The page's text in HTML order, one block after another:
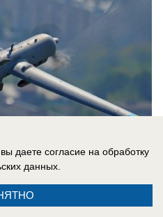
0
даете согласие на обработку
данных.